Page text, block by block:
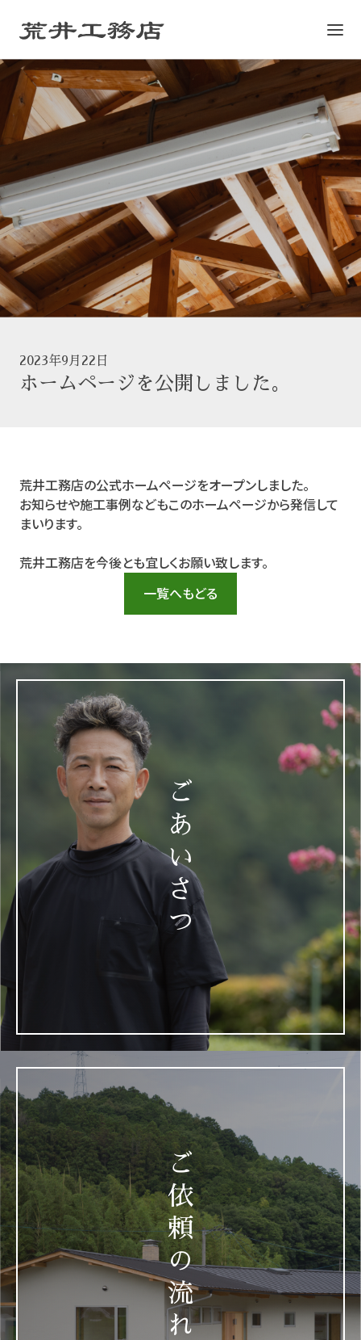
2023年9月22日
ホームページを公開しました。
荒井工務店の公式ホームページをオープンしました。
お知らせや施工事例などもこのホームページから発信して
まいります。
荒井工務店を今後とも宜しくお願い致します。
一覧へもどる
ご
あ
い
さ
つ
ご
依
頼
の
流
れ